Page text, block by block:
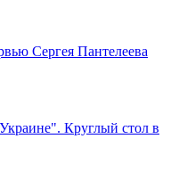
Сергея Пантелеева
Круглый стол в